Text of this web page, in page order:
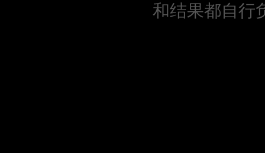
和结果都自行